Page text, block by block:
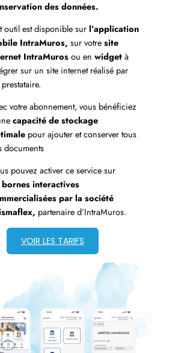
des données.
outil est disponible sur l’application
IntraMuros, sur votre site
IntraMuros ou en widget à
sur un site internet réalisé par
votre abonnement, vous bénéficiez
capacité de stockage
pour ajouter et conserver tous
documents
pouvez activer ce service sur
bornes interactives
par la société
partenaire d’IntraMuros.
VOIR LES TARIFS